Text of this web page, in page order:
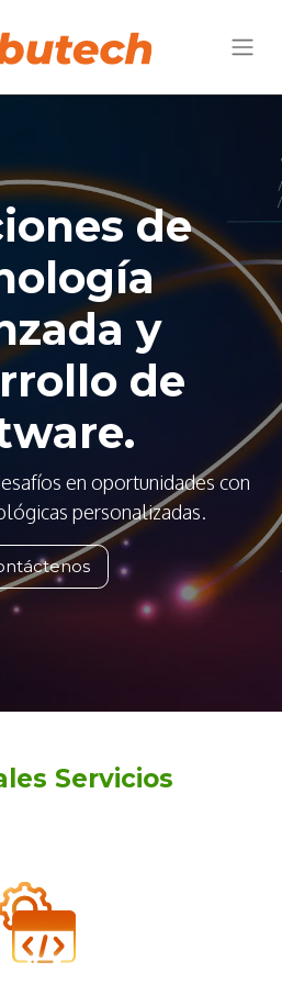
de
y
de
en oportunidades con
personalizadas.
Servicios